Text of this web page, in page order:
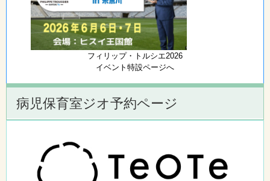
フィリップ・トルシエ2026
イベント特設ページへ
病児保育室ジオ予約ページ